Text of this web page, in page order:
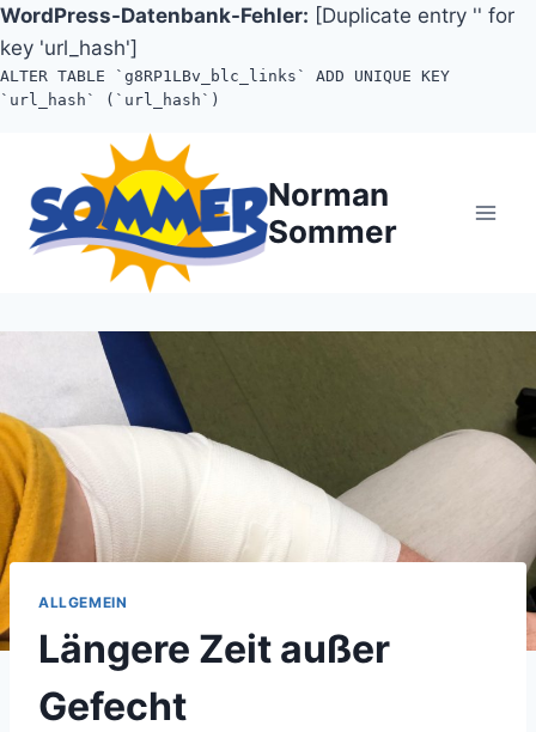
WordPress-Datenbank-Fehler: [Duplicate entry '' for
key 'url_hash']
ALTER TABLE `g8RP1LBv_blc_links` ADD UNIQUE KEY
`url_hash` (`url_hash`)
springen
Norman
Sommer
ALLGEMEIN
Längere Zeit außer
Gefecht